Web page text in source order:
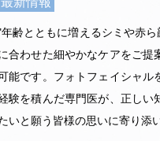
提供を積極的に推進して
負担のない方について
齢とともに増えるシミや赤
合わせた細やかなケアをご
能です。フォトフェイシャル
験を積んだ専門医が、正しい